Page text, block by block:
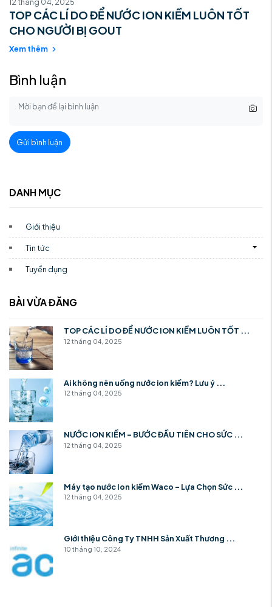
TOP CÁC LÍ DO ĐỂ NƯỚC ION KIỀM LUÔN TỐT
CHO NGƯỜI BỊ GOUT
Xem thêm
Bình luận
Gửi bình luận
DANH MỤC
Giới thiệu
Tin tức
Tuyển dụng
BÀI VỪA ĐĂNG
TOP CÁC LÍ DO ĐỂ NƯỚC ION KIỀM LUÔN TỐT ...
12 tháng 04, 2025
Ai không nên uống nước ion kiềm? Lưu ý ...
12 tháng 04, 2025
NƯỚC ION KIỀM – BƯỚC ĐẦU TIÊN CHO SỨC ...
12 tháng 04, 2025
Máy tạo nước Ion kiềm Waco – Lựa Chọn Sức ...
12 tháng 04, 2025
Giới thiệu Công Ty TNHH Sản Xuất Thương ...
10 tháng 10, 2024